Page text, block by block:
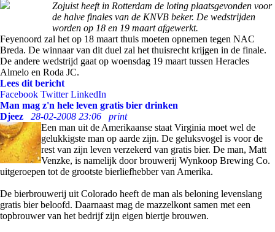
Zojuist heeft in Rotterdam de loting plaatsgevonden voor
de halve finales van de KNVB beker. De wedstrijden
worden op 18 en 19 maart afgewerkt.
Feyenoord zal het op 18 maart thuis moeten opnemen tegen NAC
Breda. De winnaar van dit duel zal het thuisrecht krijgen in de finale.
De andere wedstrijd gaat op woensdag 19 maart tussen Heracles
Almelo en Roda JC.
Lees dit bericht
Facebook Twitter LinkedIn
Man mag z'n hele leven gratis bier drinken
Djeez
28-02-2008 23:06
print
Een man uit de Amerikaanse staat Virginia moet wel de
gelukkigste man op aarde zijn. De geluksvogel is voor de
rest van zijn leven verzekerd van gratis bier. De man, Matt
Venzke, is namelijk door brouwerij Wynkoop Brewing Co.
uitgeroepen tot de grootste bierliefhebber van Amerika.
De bierbrouwerij uit Colorado heeft de man als beloning levenslang
gratis bier beloofd. Daarnaast mag de mazzelkont samen met een
topbrouwer van het bedrijf zijn eigen biertje brouwen.